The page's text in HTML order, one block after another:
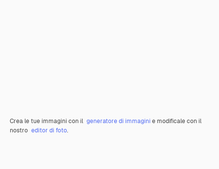
Crea le tue immagini con il generatore di immagini e modificale con il
nostro editor di foto.